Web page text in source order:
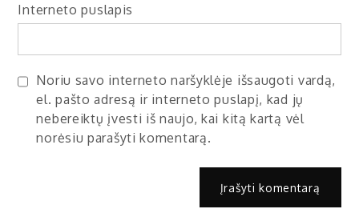
Interneto puslapis
Noriu savo interneto naršyklėje išsaugoti vardą,
el. pašto adresą ir interneto puslapį, kad jų
nebereiktų įvesti iš naujo, kai kitą kartą vėl
norėsiu parašyti komentarą.